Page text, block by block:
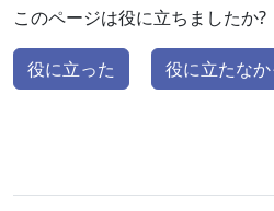
このページは役に立ちましたか?
役に立った 役に立たなか